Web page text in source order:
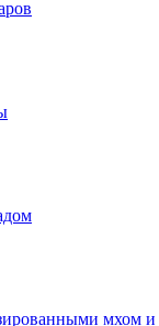
мхом и